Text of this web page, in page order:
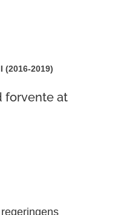
(2016-2019)
forvente at